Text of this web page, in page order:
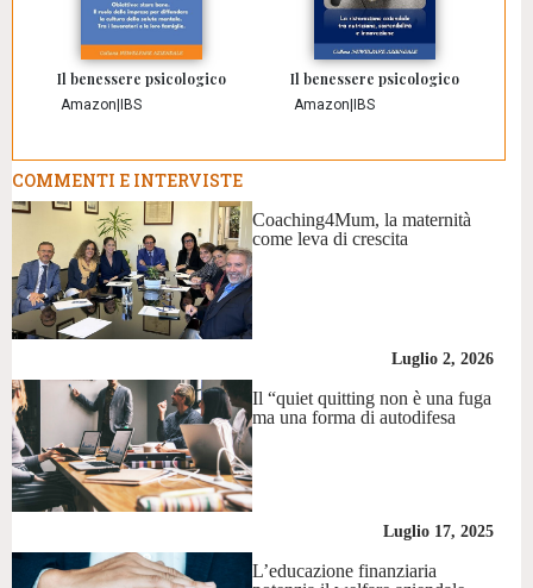
Il benessere psicologico
Amazon IBS
Il benessere psicologico
Amazon IBS
COMMENTI E INTERVISTE
Coaching4Mum, la maternità
come leva di crescita
Luglio 2, 2026
Il “quiet quitting non è una fuga
ma una forma di autodifesa
Luglio 17, 2025
L’educazione finanziaria